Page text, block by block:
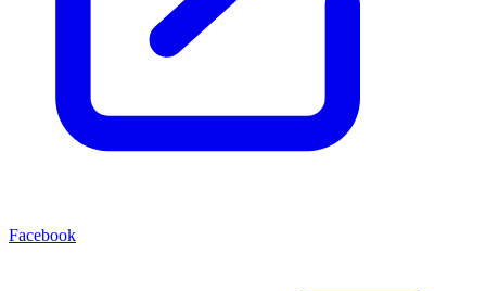
Facebook